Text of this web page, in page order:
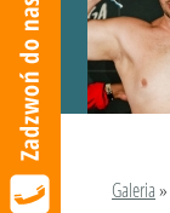
Galeria»